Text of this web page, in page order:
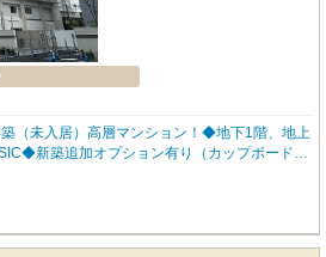
（未入居）高層マンション！◆地下1階、地上
新築追加オプション有り（カップボード、
チャーレール）◆LDK16.7帖の風通し良い居室
クス設備など細かな配慮が行き届いた住環境
えられ家計にも優しい設計です！お気軽にお